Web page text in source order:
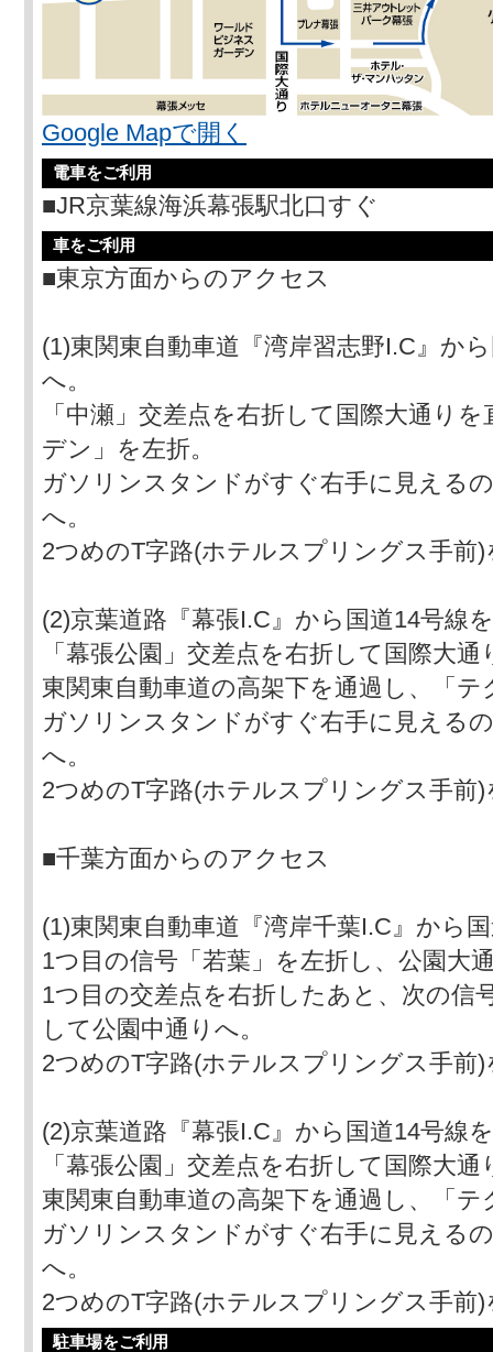
Google Mapで開く
電車をご利用
■JR京葉線海浜幕張駅北口すぐ
車をご利用
■東京方面からのアクセス
(1)東関東自動車道『湾岸習志野I.C』か
へ。
「中瀬」交差点を右折して国際大通り
デン」を左折。
ガソリンスタンドがすぐ右手に見える
へ。
2つめのT字路(ホテルスプリングス手前)
(2)京葉道路『幕張I.C』から国道14号線
「幕張公園」交差点を右折して国際大通
東関東自動車道の高架下を通過し、「
ガソリンスタンドがすぐ右手に見える
へ。
2つめのT字路(ホテルスプリングス手前)
■千葉方面からのアクセス
(1)東関東自動車道『湾岸千葉I.C』から
1つ目の信号「若葉」を左折し、公園大
1つ目の交差点を右折したあと、次の信
して公園中通りへ。
2つめのT字路(ホテルスプリングス手前)
(2)京葉道路『幕張I.C』から国道14号線
「幕張公園」交差点を右折して国際大通
東関東自動車道の高架下を通過し、「
ガソリンスタンドがすぐ右手に見える
へ。
2つめのT字路(ホテルスプリングス手前)
駐車場をご利用